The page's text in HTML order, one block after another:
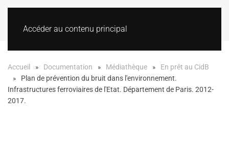
Accéder au contenu principal
Accueil Documentation Médiathèque
En prêt au CidB
Plan de prévention du bruit dans l'environnement.
Infrastructures ferroviaires de l'Etat. Département de Paris. 2012-
2017.